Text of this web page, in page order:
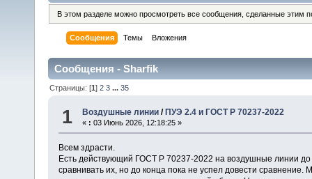
В этом разделе можно просмотреть все сообщения, сделанные этим
Сообщения Темы Вложения
Сообщения - Sharfik
Страницы: [1]2 3 ...35
1 Воздушные линии / ПУЭ 2.4 и ГОСТ Р 70237-2022
« : 03 Июнь 2026, 12:18:25 »
Всем здрасти.
Есть действующий ГОСТ Р 70237-2022 на воздушные линии
сравнивать их, но до конца пока не успел довести